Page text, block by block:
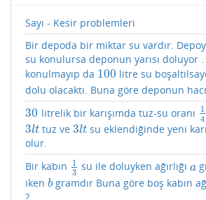
Sayı - Kesir problemleri
Bir depoda bir miktar su vardır.
su konulursa deponun yarısı doluyor
konulmayıp da 100
100 litre su
dolu olacaktı. Buna göre deponun
30
30 litrelik bir karışımda tuz-su oranı
1
4
14
3lt
3lt tuz ve3lt
3lt su eklendiğinde yeni
olur.
Bir kabın
1
3
13 su ile doluyken ağırlığıa
a
iken b
bgramdır Buna göre boş kabın
?